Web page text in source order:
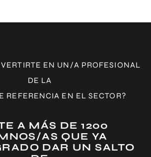
EN UN/A PROFESIONAL
DE LA
REFERENCIA EN EL SECTOR?
A MÁS DE 1200
AS QUE YA
DAR UN SALTO